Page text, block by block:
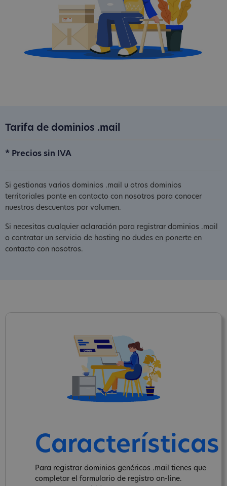
Tarifa de dominios .mail
* Precios sin IVA
Si gestionas varios dominios .mail u otros dominios
territoriales ponte en contacto con nosotros para conocer
nuestros descuentos por volumen.
Si necesitas cualquier aclaración para registrar dominios .mail
o contratar un servicio de hosting no dudes en ponerte en
contacto con nosotros.
Características
Para registrar dominios genéricos .mail tienes que
completar el formulario de registro on-line.